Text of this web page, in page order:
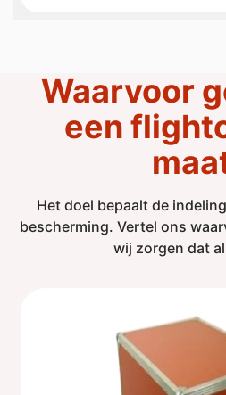
Waarvoor
een
Het doel bepaalt de
bescherming. Vertel ons
wij zorgen dat